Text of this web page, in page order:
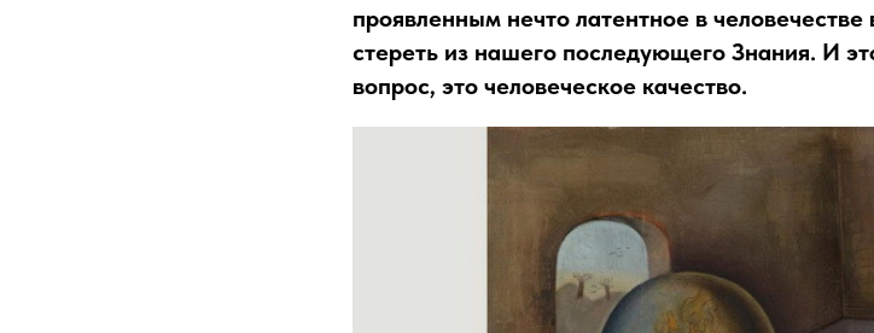
проявленным нечто латентное в
стереть из нашего последующего Знания. И
вопрос, это человеческое качество.